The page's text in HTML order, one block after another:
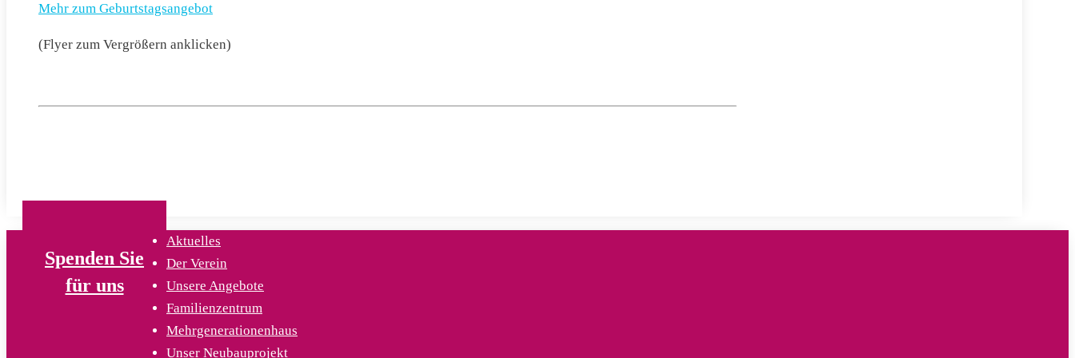
Mehr zum Geburtstagsangebot
(Flyer zum Vergrößern anklicken)
Spenden Sie
für uns
Aktuelles
Der Verein
Unsere Angebote
Familienzentrum
Mehrgenerationenhaus
Unser Neubauprojekt